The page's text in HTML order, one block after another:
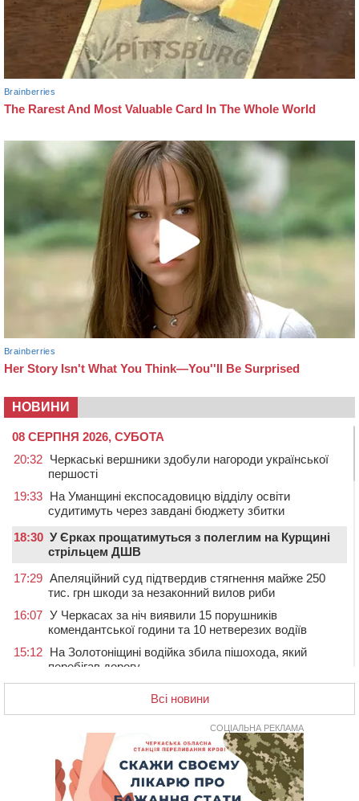
НОВИНИ
08 СЕРПНЯ 2026, СУБОТА
20:32 Черкаські вершники здобули нагороди української
першості
19:33 На Уманщині експосадовицю відділу освіти
судитимуть через завдані бюджету збитки
18:30 У Єрках прощатимуться з полеглим на Курщині
стрільцем ДШВ
17:29 Апеляційний суд підтвердив стягнення майже 250
тис. грн шкоди за незаконний вилов риби
16:07 У Черкасах за ніч виявили 15 порушників
комендантської години та 10 нетверезих водіїв
15:12 На Золотоніщині водійка збила пішохода, який
перебігав дорогу
під охорону 188-річну церкву
У Смілі біля магазину під колесами вантажівки
загинула жінка
У Черкасах пропонують для приватизації
п’ятиповерховий об’єкт у центрі міста
Всі новини
СОЦІАЛЬНА РЕКЛАМА